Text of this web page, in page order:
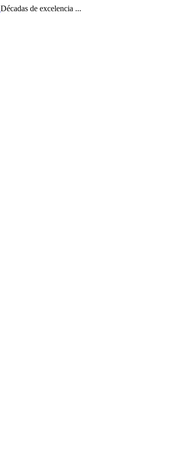
Décadas de excelencia ...